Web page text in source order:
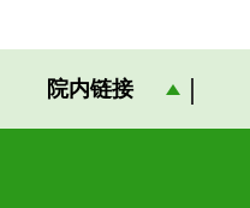
院内链接